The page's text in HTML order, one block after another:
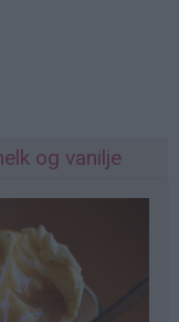
og vanilje